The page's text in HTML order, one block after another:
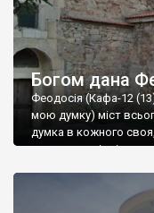
Богом дана
Феодосія (Кафа-12
мою думку) міст
думка в кожного
запрошую відвідати